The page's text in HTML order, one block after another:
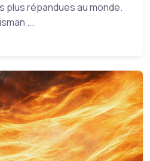
plus répandues au monde.
...